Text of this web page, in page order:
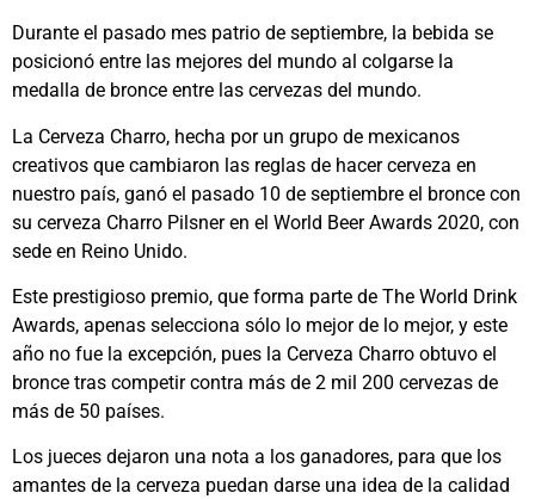
Durante el pasado mes patrio de septiembre, la bebida se
posicionó entre las mejores del mundo al colgarse la
medalla de bronce entre las cervezas del mundo.
La Cerveza Charro, hecha por un grupo de mexicanos
creativos que cambiaron las reglas de hacer cerveza en
nuestro país, ganó el pasado 10 de septiembre el bronce con
su cerveza Charro Pilsner en el World Beer Awards 2020, con
sede en Reino Unido.
Este prestigioso premio, que forma parte de The World Drink
Awards, apenas selecciona sólo lo mejor de lo mejor, y este
año no fue la excepción, pues la Cerveza Charro obtuvo el
bronce tras competir contra más de 2 mil 200 cervezas de
más de 50 países.
Los jueces dejaron una nota a los ganadores, para que los
amantes de la cerveza puedan darse una idea de la calidad